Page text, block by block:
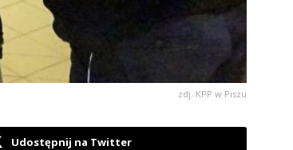
zdj. KPP w Piszu
Udostępnij na Twitter